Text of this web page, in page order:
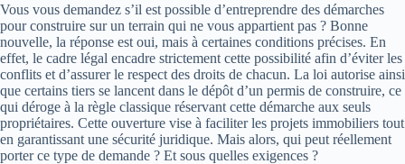
Vous vous demandez s’il est possible d’entreprendre des démarches
pour construire sur un terrain qui ne vous appartient pas ? Bonne
nouvelle, la réponse est oui, mais à certaines conditions précises. En
effet, le cadre légal encadre strictement cette possibilité afin d’éviter les
conflits et d’assurer le respect des droits de chacun. La loi autorise ainsi
que certains tiers se lancent dans le dépôt d’un permis de construire, ce
qui déroge à la règle classique réservant cette démarche aux seuls
propriétaires. Cette ouverture vise à faciliter les projets immobiliers tout
en garantissant une sécurité juridique. Mais alors, qui peut réellement
porter ce type de demande ? Et sous quelles exigences ?